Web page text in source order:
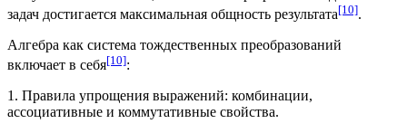
задач достигается максимальная общность результата[10].
Алгебра как система тождественных преобразований
включает в себя[10]:
1. Правила упрощения выражений: комбинации,
ассоциативные и коммутативные свойства.